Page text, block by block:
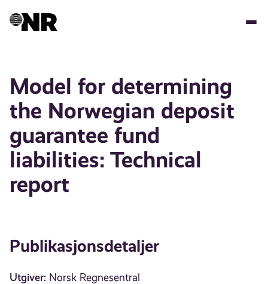
Model for determining
the Norwegian deposit
guarantee fund
liabilities: Technical
report
Publikasjonsdetaljer
Utgiver: Norsk Regnesentral